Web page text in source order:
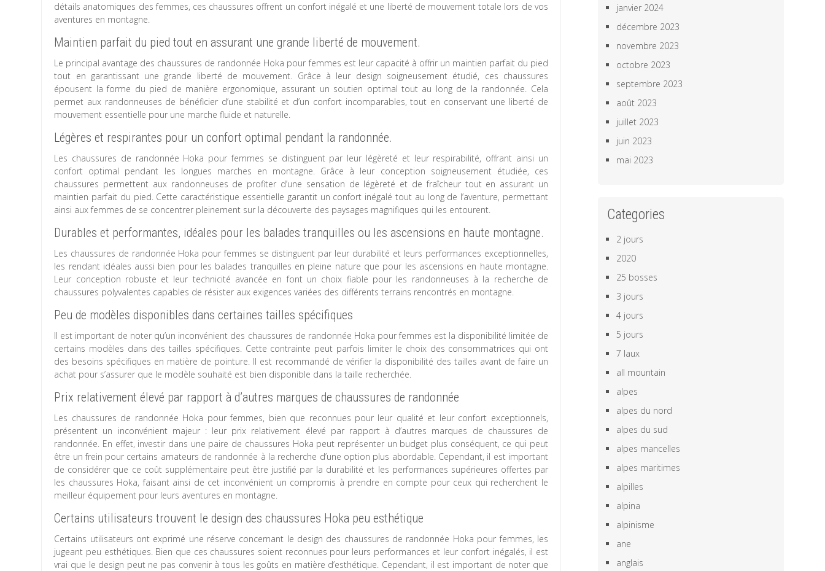
détails anatomiques des femmes, ces chaussures offrent un confort inégalé et une liberté de mouvement totale lors de vos
aventures en montagne.
Maintien parfait du pied tout en assurant une grande liberté de mouvement.
Le principal avantage des chaussures de randonnée Hoka pour femmes est leur capacité à offrir un maintien parfait du pied
tout en garantissant une grande liberté de mouvement. Grâce à leur design soigneusement étudié, ces chaussures
épousent la forme du pied de manière ergonomique, assurant un soutien optimal tout au long de la randonnée. Cela
permet aux randonneuses de bénéficier d’une stabilité et d’un confort incomparables, tout en conservant une liberté de
mouvement essentielle pour une marche fluide et naturelle.
Légères et respirantes pour un confort optimal pendant la randonnée.
Les chaussures de randonnée Hoka pour femmes se distinguent par leur légèreté et leur respirabilité, offrant ainsi un
confort optimal pendant les longues marches en montagne. Grâce à leur conception soigneusement étudiée, ces
chaussures permettent aux randonneuses de profiter d’une sensation de légèreté et de fraîcheur tout en assurant un
maintien parfait du pied. Cette caractéristique essentielle garantit un confort inégalé tout au long de l’aventure, permettant
ainsi aux femmes de se concentrer pleinement sur la découverte des paysages magnifiques qui les entourent.
Durables et performantes, idéales pour les balades tranquilles ou les ascensions en haute montagne.
Les chaussures de randonnée Hoka pour femmes se distinguent par leur durabilité et leurs performances exceptionnelles,
les rendant idéales aussi bien pour les balades tranquilles en pleine nature que pour les ascensions en haute montagne.
Leur conception robuste et leur technicité avancée en font un choix fiable pour les randonneuses à la recherche de
chaussures polyvalentes capables de résister aux exigences variées des différents terrains rencontrés en montagne.
Peu de modèles disponibles dans certaines tailles spécifiques
Il est important de noter qu’un inconvénient des chaussures de randonnée Hoka pour femmes est la disponibilité limitée de
certains modèles dans des tailles spécifiques. Cette contrainte peut parfois limiter le choix des consommatrices qui ont
des besoins spécifiques en matière de pointure. Il est recommandé de vérifier la disponibilité des tailles avant de faire un
achat pour s’assurer que le modèle souhaité est bien disponible dans la taille recherchée.
Prix relativement élevé par rapport à d’autres marques de chaussures de randonnée
Les chaussures de randonnée Hoka pour femmes, bien que reconnues pour leur qualité et leur confort exceptionnels,
présentent un inconvénient majeur : leur prix relativement élevé par rapport à d’autres marques de chaussures de
randonnée. En effet, investir dans une paire de chaussures Hoka peut représenter un budget plus conséquent, ce qui peut
être un frein pour certains amateurs de randonnée à la recherche d’une option plus abordable. Cependant, il est important
de considérer que ce coût supplémentaire peut être justifié par la durabilité et les performances supérieures offertes par
les chaussures Hoka, faisant ainsi de cet inconvénient un compromis à prendre en compte pour ceux qui recherchent le
meilleur équipement pour leurs aventures en montagne.
Certains utilisateurs trouvent le design des chaussures Hoka peu esthétique
Certains utilisateurs ont exprimé une réserve concernant le design des chaussures de randonnée Hoka pour femmes, les
jugeant peu esthétiques. Bien que ces chaussures soient reconnues pour leurs performances et leur confort inégalés, il est
vrai que le design peut ne pas convenir à tous les goûts en matière d’esthétique. Cependant, il est important de noter que
janvier 2024
décembre 2023
novembre 2023
octobre 2023
septembre 2023
août 2023
juillet 2023
juin 2023
mai 2023
Categories
2 jours
2020
25 bosses
3 jours
4 jours
5 jours
7 laux
all mountain
alpes
alpes du nord
alpes du sud
alpes mancelles
alpes maritimes
alpilles
alpina
alpinisme
ane
anglais